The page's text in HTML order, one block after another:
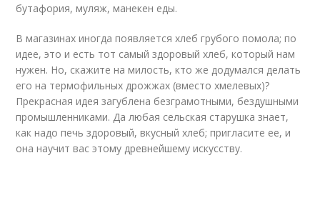
бутафория, муляж, манекен еды.
В магазинах иногда появляется хлеб грубого помола; по
идее, это и есть тот самый здоровый хлеб, который нам
нужен. Но, скажите на милость, кто же додумался делать
его на термофильных дрожжах (вместо хмелевых)?
Прекрасная идея загублена безграмотными, бездушными
промышленниками. Да любая сельская старушка знает,
как надо печь здоровый, вкусный хлеб; пригласите ее, и
она научит вас этому древнейшему искусству.